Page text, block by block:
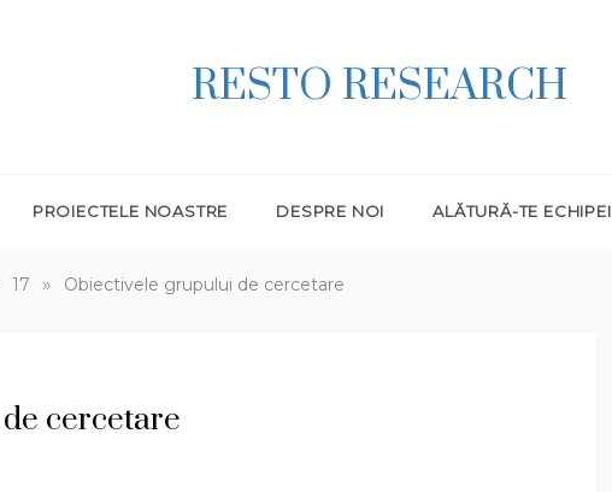
RESTO RESEARCH
PROIECTELE NOASTRE DESPRE NOI ALĂTURĂ-TE ECHIPEI
17 » Obiectivele grupului de cercetare
cercetare